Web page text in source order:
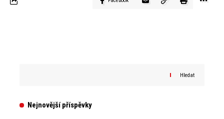
Hledat
Nejnovější příspěvky